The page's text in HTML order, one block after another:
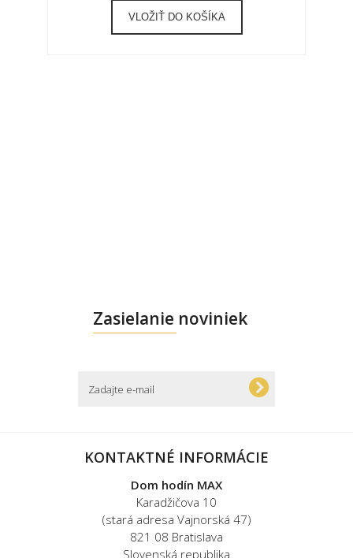
VLOŽIŤ DO KOŠÍKA
Zasielanie noviniek
KONTAKTNÉ INFORMÁCIE
Dom hodín MAX
Karadžičova 10
(stará adresa Vajnorská 47)
821 08 Bratislava
Slovenská republika